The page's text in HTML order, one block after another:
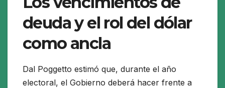
deuda y el rol del dólar
como ancla
Dal Poggetto estimó que, durante el año
electoral, el Gobierno deberá hacer frente a